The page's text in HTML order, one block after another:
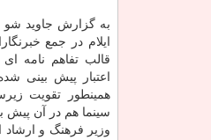
به گزارش جاوید شو
ایلام در جمع
اعتبار پیش بینی
همینطور تقویت
سینما هم در آن
وزیر فرهنگ و ارشاد